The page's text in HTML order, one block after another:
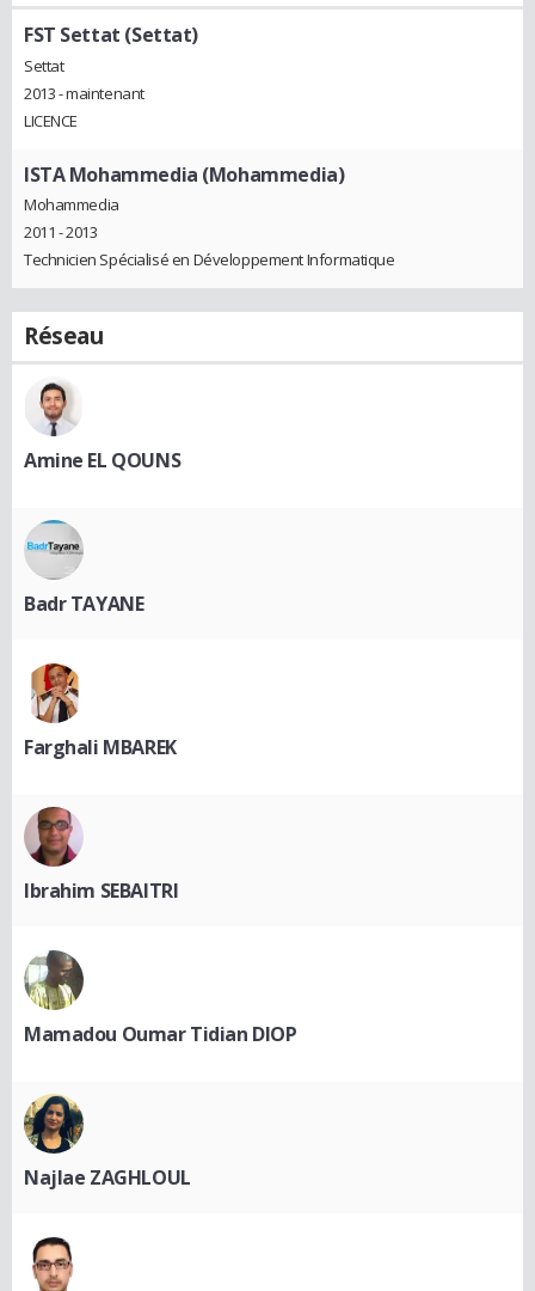
FST Settat (Settat)
Settat
2013 - maintenant
LICENCE
ISTA Mohammedia (Mohammedia)
Mohammedia
2011 - 2013
Technicien Spécialisé en Développement Informatique
Réseau
Amine EL QOUNS
Badr TAYANE
Farghali MBAREK
Ibrahim SEBAITRI
Mamadou Oumar Tidian DIOP
Najlae ZAGHLOUL